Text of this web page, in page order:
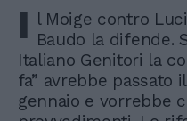
I l Moige contro
Baudo la difende.
Italiano Genitori la
fa” avrebbe passato
gennaio e vorrebbe